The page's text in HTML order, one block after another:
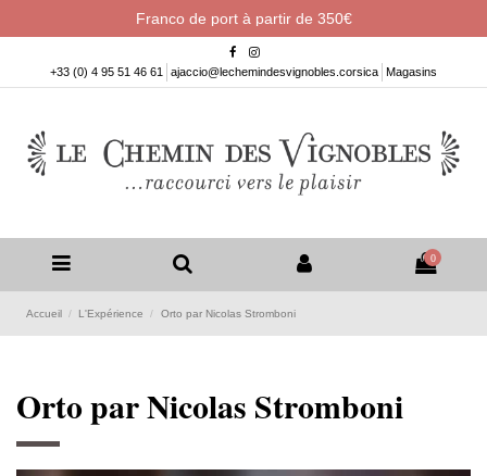
Franco de port à partir de 350€
+33 (0) 4 95 51 46 61 ajaccio@lechemindesvignobles.corsica Magasins
0
Accueil L'Expérience Orto par Nicolas Stromboni
Orto par Nicolas Stromboni